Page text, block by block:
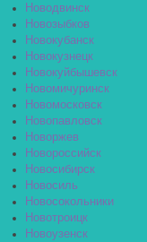
Новодвинск
Новозыбков
Новокубанск
Новокузнецк
Новокуйбышевск
Новомичуринск
Новомосковск
Новопавловск
Новоржев
Новороссийск
Новосибирск
Новосиль
Новосокольники
Новотроицк
Новоузенск